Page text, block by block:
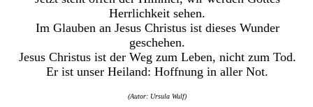
Herrlichkeit sehen.
Im Glauben an Jesus Christus ist dieses Wunder
geschehen.
Jesus Christus ist der Weg zum Leben, nicht zum Tod.
Er ist unser Heiland: Hoffnung in aller Not.
(Autor: Ursula Wulf)